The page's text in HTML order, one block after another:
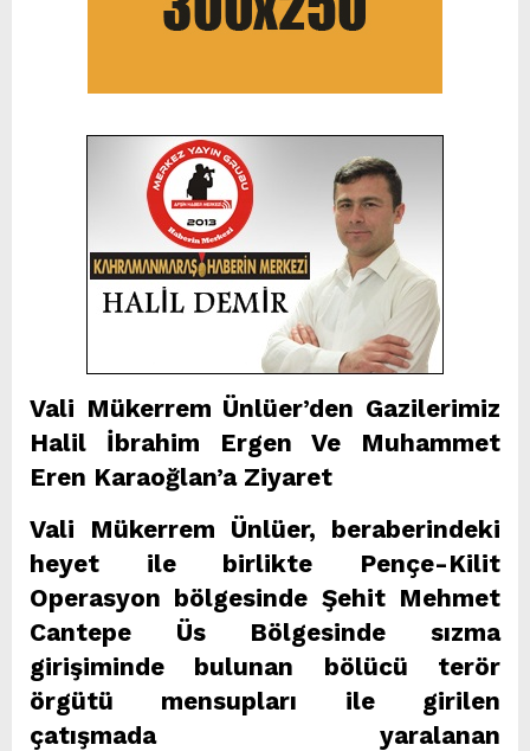
Vali Mükerrem Ünlüer’den Gazilerimiz
Halil İbrahim Ergen Ve Muhammet
Eren Karaoğlan’a Ziyaret
Vali Mükerrem Ünlüer, beraberindeki
heyet ile birlikte Pençe-Kilit
Operasyon bölgesinde Şehit Mehmet
Cantepe Üs Bölgesinde sızma
girişiminde bulunan bölücü terör
örgütü mensupları ile girilen
çatışmada yaralanan